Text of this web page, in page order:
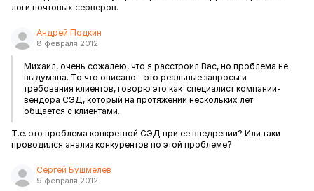
логи почтовых серверов.
Андрей Подкин
8 февраля 2012
Михаил, очень сожалею, что я расстроил Вас, но проблема не
выдумана. То что описано - это реальные запросы и
требования клиентов, говорю это как специалист компании-
вендора СЭД, который на протяжении нескольких лет
общается с клиентами.
Т.е. это проблема конкретной СЭД при ее внедрении? Или таки
проводился анализ конкурентов по этой проблеме?
Сергей Бушмелев
9 февраля 2012